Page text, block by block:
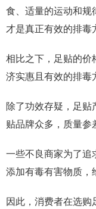
食、适量的运动和规
才是真正有效的排毒
相比之下，足贴的价
济实惠且有效的排毒
除了功效存疑，足贴
贴品牌众多，质量参
一些不良商家为了追
添加有毒有害物质，
因此，消费者在选购